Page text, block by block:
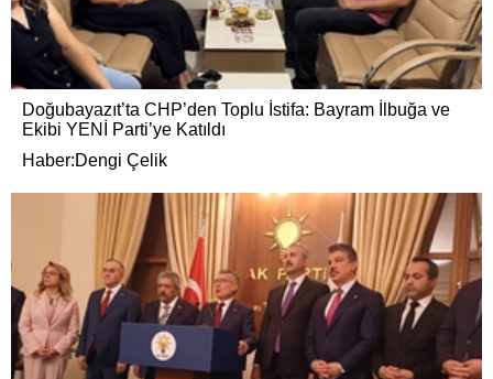
Doğubayazıt’ta CHP’den Toplu İstifa: Bayram İlbuğa ve
Ekibi YENİ Parti’ye Katıldı
Haber:Dengi Çelik